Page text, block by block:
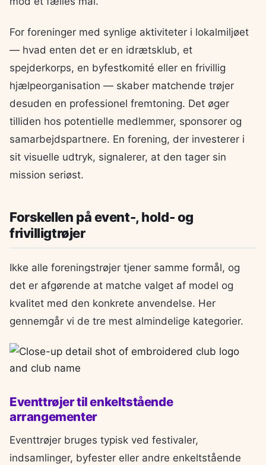
For foreninger med synlige aktiviteter i lokalmiljøet
— hvad enten det er en idrætsklub, et
spejderkorps, en byfestkomité eller en frivillig
hjælpeorganisation — skaber matchende trøjer
desuden en professionel fremtoning. Det øger
tilliden hos potentielle medlemmer, sponsorer og
samarbejdspartnere. En forening, der investerer i
sit visuelle udtryk, signalerer, at den tager sin
mission seriøst.
Forskellen på event-, hold- og
frivilligtrøjer
Ikke alle foreningstrøjer tjener samme formål, og
det er afgørende at matche valget af model og
kvalitet med den konkrete anvendelse. Her
gennemgår vi de tre mest almindelige kategorier.
Eventtrøjer til enkeltstående
arrangementer
Eventtrøjer bruges typisk ved festivaler,
indsamlinger, byfester eller andre enkeltstående